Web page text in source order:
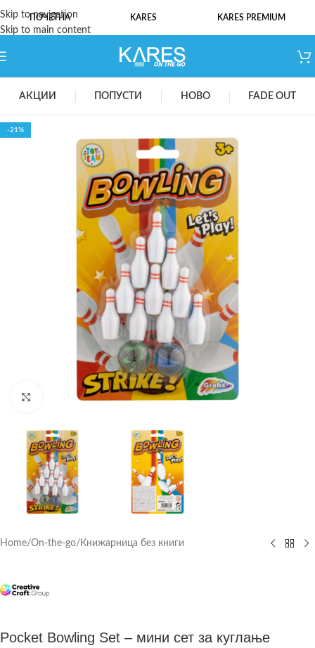
Skip to navigation
Skip to main content
ПОЧЕТНА KARES KARES PREMIUM
АКЦИИ ПОПУСТИ НОВО FADE OUT
-21%
Click to enlarge
Home/On-the-go/ Книжарница без книги
Pocket Bowling Set – мини сет за куглање